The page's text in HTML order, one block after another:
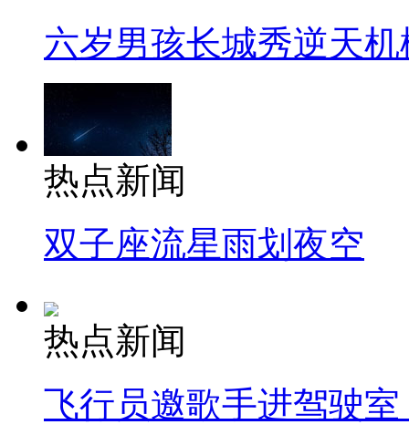
六岁男孩长城秀逆天机
热点新闻
双子座流星雨划夜空
热点新闻
飞行员邀歌手进驾驶